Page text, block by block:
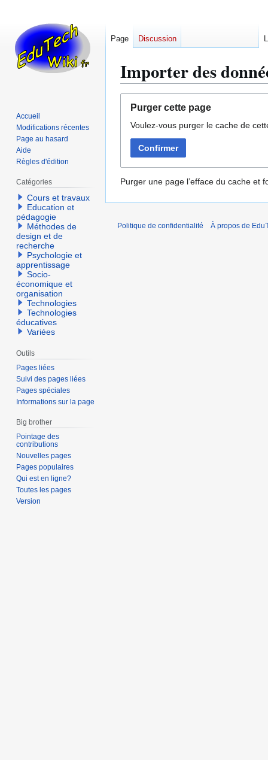
Importer des
navigation
recherche
Purger cette page
Voulez-vous purger le cache de
Confirmer
Purger une page l’efface du cache et
Page Discussion
Accueil
Modifications récentes
Page au hasard
Aide
Règles d'édition
Catégories
Cours et travaux
Education et
pédagogie
Méthodes de
design et de
recherche
Psychologie et
apprentissage
Socio-
économique et
organisation
Technologies
Technologies
éducatives
Variées
Outils
Pages liées
Suivi des pages liées
Pages spéciales
Informations sur la page
Big brother
Pointage des
contributions
Nouvelles pages
Pages populaires
Qui est en ligne?
Toutes les pages
Version
Politique de confidentialité À propos de